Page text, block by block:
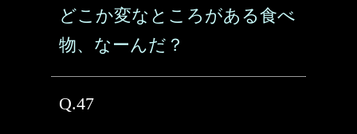
どこか変なところがある食べ
物、なーんだ？
Q.47